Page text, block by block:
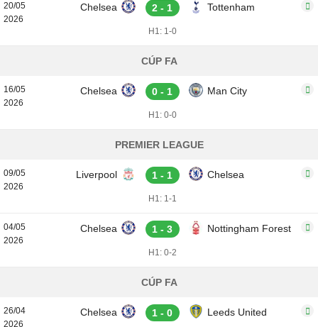
20/05
2026
Chelsea 2 - 1 Tottenham
H1: 1-0
CÚP FA
16/05
2026
Chelsea 0 - 1 Man City
H1: 0-0
PREMIER LEAGUE
09/05
2026
Liverpool 1 - 1 Chelsea
H1: 1-1
04/05
2026
Chelsea 1 - 3 Nottingham Forest
H1: 0-2
CÚP FA
26/04
2026
Chelsea 1 - 0 Leeds United